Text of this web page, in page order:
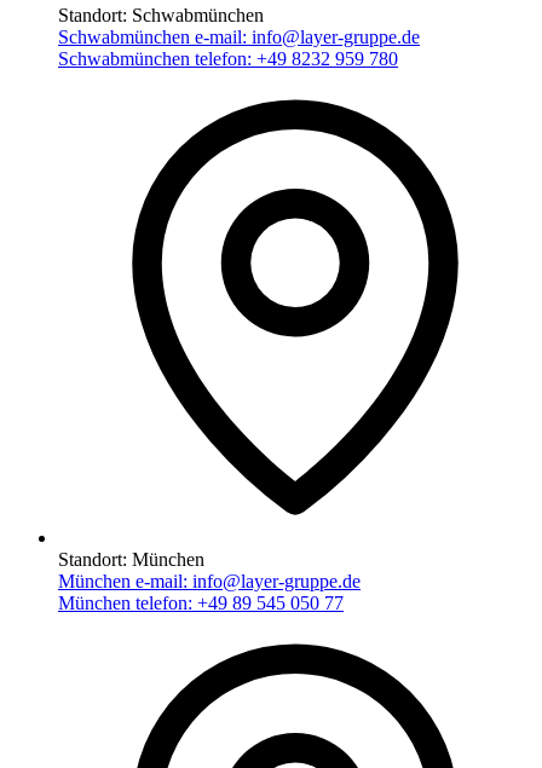
Standort: Schwabmünchen
Schwabmünchen e-mail: info@layer-gruppe.de
Schwabmünchen telefon: +49 8232 959 780
Standort: München
München e-mail: info@layer-gruppe.de
München telefon: +49 89 545 050 77